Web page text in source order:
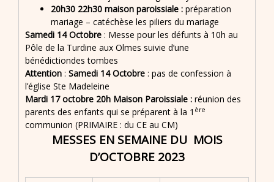
20h30 22h30 maison paroissiale : préparation
mariage – catéchèse les piliers du mariage
Samedi 14 Octobre : Messe pour les défunts à 10h au
Pôle de la Turdine aux Olmes suivie d’une
bénédictiondes tombes
Attention : Samedi 14 Octobre : pas de confession à
l’église Ste Madeleine
Mardi 17 octobre 20h Maison Paroissiale : réunion des
parents des enfants qui se préparent à la 1 ère
communion (PRIMAIRE : du CE au CM)
MESSES EN SEMAINE DU MOIS
D’OCTOBRE 2023